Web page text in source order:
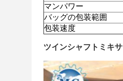
マンパワー
バッグの包装範囲
包装速度
ツインシャフトミキ